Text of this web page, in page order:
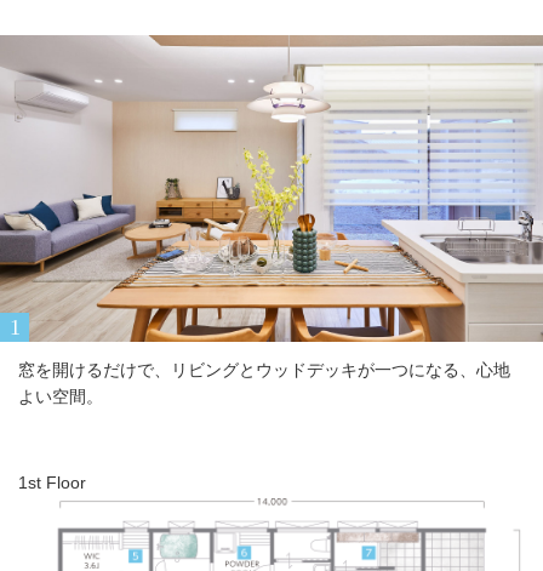
窓を開けるだけで、リビングとウッドデッキが一つになる、心地
よい空間。
1st Floor